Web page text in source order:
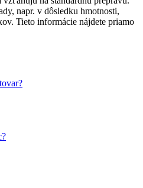
napr. v dôsledku hmotnosti,
Tieto informácie nájdete priamo